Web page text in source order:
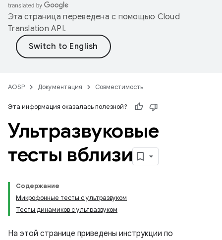
Эта страница переведена с помощью Cloud
Translation API.
AOSP Документация Совместимость
Эта информация оказалась полезной?
Ультразвуковые
тесты вблизи
Содержание
Микрофонные тесты с ультразвуком
Тесты динамиков с ультразвуком
На этой странице приведены инструкции по